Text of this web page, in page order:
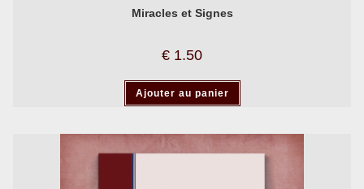
Miracles et Signes
€ 1.50
Ajouter au panier